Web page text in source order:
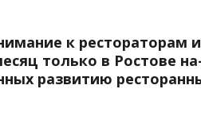
к рестораторам и
только в Ростове
развитию